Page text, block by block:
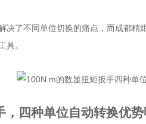
决了不同单位切换的痛点，而成都精
具。
，四种单位自动转换优